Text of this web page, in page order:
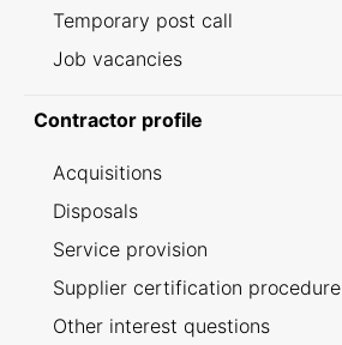
Temporary post call
Job vacancies
Contractor profile
Acquisitions
Disposals
Service provision
Supplier certification procedure
Other interest questions